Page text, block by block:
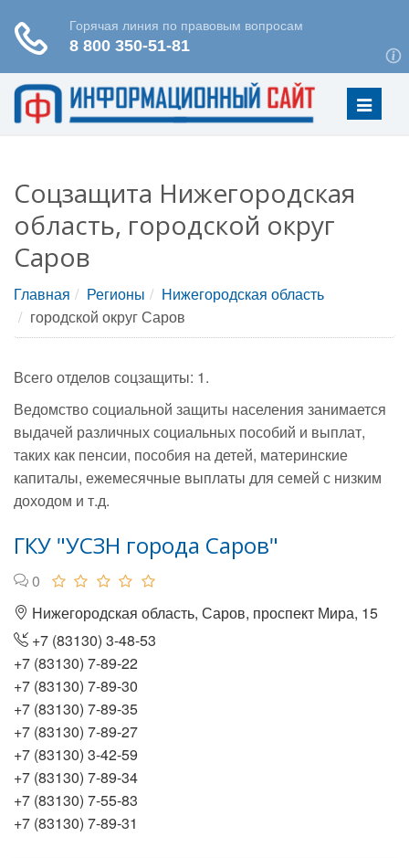
Меню
Соцзащита Нижегородская
область, городской округ
Саров
Главная Регионы
Нижегородская область
городской округ Саров
Всего отделов соцзащиты: 1.
Ведомство социальной защиты населения занимается
выдачей различных социальных пособий и выплат,
таких как пенсии, пособия на детей, материнские
капиталы, ежемесячные выплаты для семей с низким
доходом и т.д.
ГКУ "УСЗН города Саров"
0
Нижегородская область, Саров, проспект Мира, 15
+7 (83130) 3-48-53
+7 (83130) 7-89-22
+7 (83130) 7-89-30
+7 (83130) 7-89-35
+7 (83130) 7-89-27
+7 (83130) 3-42-59
+7 (83130) 7-89-34
+7 (83130) 7-55-83
+7 (83130) 7-89-31